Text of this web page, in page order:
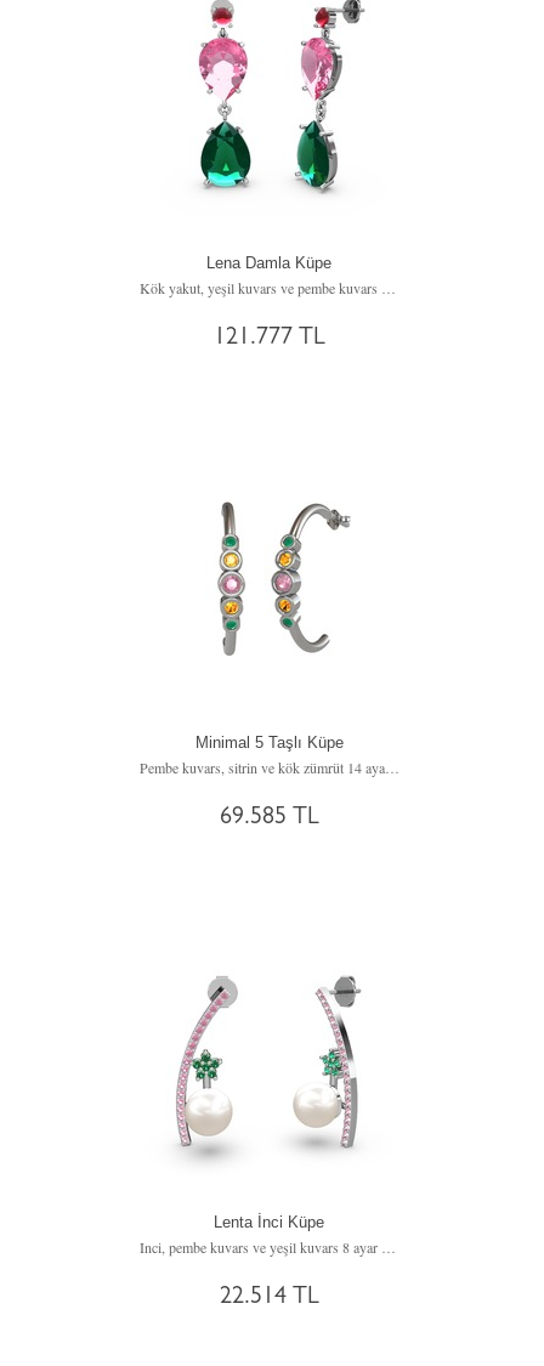
Lena Damla Küpe
121.777 TL
Minimal 5 Taşlı Küpe
Pembe kuvars, sitrin ve kök zümrüt 14 ayar beyaz altın küpe
69.585 TL
Lenta İnci Küpe
22.514 TL